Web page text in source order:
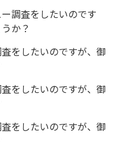
調査をしたいのです
か？
をしたいのですが、御
をしたいのですが、御
をしたいのですが、御